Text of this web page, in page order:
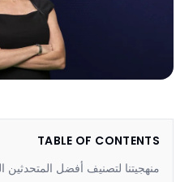
TABLE OF CONTENTS
منهجيتنا لتصنيف أفضل المتحدثين